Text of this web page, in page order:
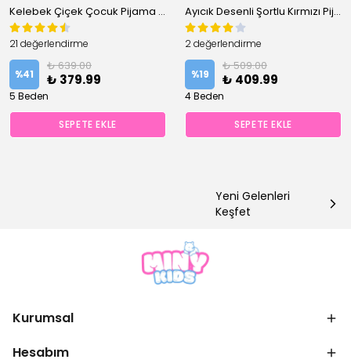
🛒 0 kişi sepetine ekledi!
✅ Bugün0 adet
Kelebek Çiçek Çocuk Pijama Takımı
21 değerlendirme
%41
₺ 639.00
₺ 379.99
5 Beden
SEPETE EKLE
🛒 0 kişisepetine ekledi!
✅ Bugün0 adet
Ayıcık Desenli Şortlu Kırmızı Pijama Takımı
2 değerlendirme
%19
₺ 509.00
₺ 409.99
4 Beden
SEPETE EKLE
Yeni Gelenleri
Keşfet
Kurumsal
Hesabım